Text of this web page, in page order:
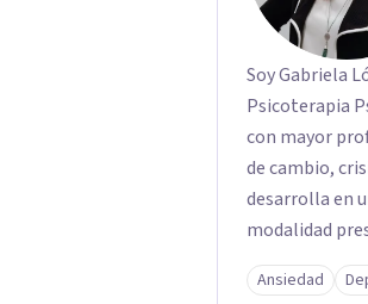
Soy Gabriela
Psicoterapia
con mayor
de cambio,
desarrolla en
modalidad
Ansiedad